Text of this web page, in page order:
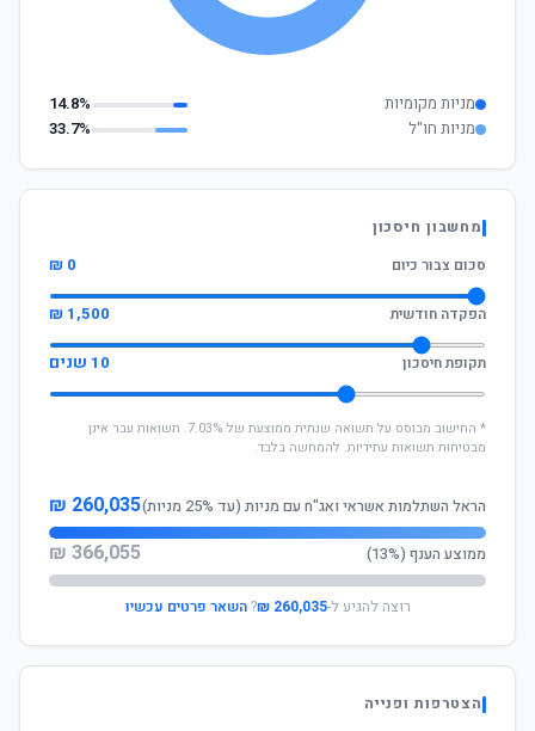
מניות מקומיות
14.8%
מניות חו"ל
33.7%
מחשבון חיסכון
סכום צבור כיום
0 ₪
הפקדה חודשית 1,500 ₪
תקופת חיסכון 10 שנים
* החישוב מבוסס על תשואה שנתית ממוצעת של 7.03%. תשואות עבר אינן
מבטיחות תשואות עתידיות. להמחשה בלבד.
הראל השתלמות אשראי ואג"ח עם מניות (עד 25% מניות) 260,035 ₪
ממוצע הענף (13%) 366,055 ₪
רוצה להגיע ל-260,035 ₪
?השאר פרטים עכשיו
הצטרפות ופנייה